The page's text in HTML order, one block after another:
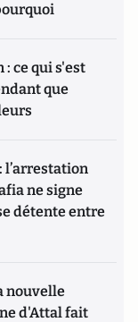
: ce qui s'est
que
l’arrestation
ne signe
détente entre
nouvelle
d'Attal fait